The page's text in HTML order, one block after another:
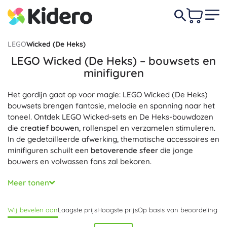
LEGOWicked (De Heks)
LEGO Wicked (De Heks) – bouwsets en
minifiguren
Het gordijn gaat op voor magie: LEGO Wicked (De Heks)
bouwsets brengen fantasie, melodie en spanning naar het
toneel. Ontdek LEGO Wicked-sets en De Heks-bouwdozen
die creatief bouwen, rollenspel en verzamelen stimuleren.
In de gedetailleerde afwerking, thematische accessoires en
minifiguren schuilt een betoverende sfeer die jonge
bouwers en volwassen fans zal bekoren.
LEGO Wicked (De Heks) biedt veelzijdige onderdelen en
iconische motieven uit een fantasiewereld, zodat je
Stad of je eigen gele bakstenen weg. Dankzij de
compatibiliteit met andere LEGO-sets
Meer tonen
Wij bevelen aanLaagste prijsHoogste prijsOp basis van beoordeling